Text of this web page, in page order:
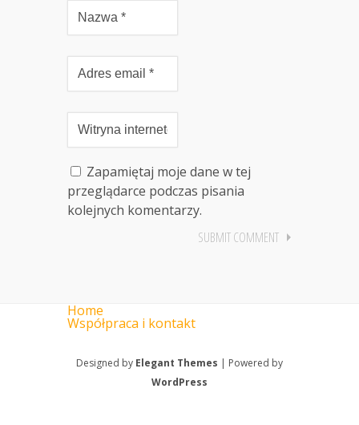
Zapamiętaj moje dane w tej
przeglądarce podczas pisania
kolejnych komentarzy.
Home
Współpraca i kontakt
Designed by Elegant Themes | Powered by
WordPress